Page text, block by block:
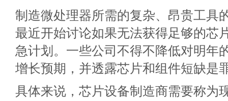
制造微处理器所需的复杂、昂贵工具
最近开始讨论如果无法获得足够的芯
急计划。一些公司不得不降低对明年
增长预期，并透露芯片和组件短缺是
具体来说，芯片设备制造商需要称为